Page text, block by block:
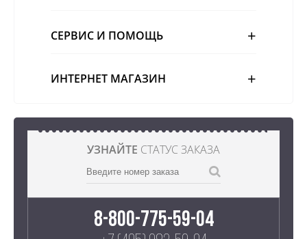
СЕРВИС И ПОМОЩЬ
ИНТЕРНЕТ МАГАЗИН
УЗНАЙТЕ СТАТУС ЗАКАЗА
8-800-775-59-04